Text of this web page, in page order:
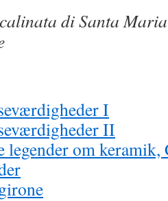
di Santa
I
II
legender om